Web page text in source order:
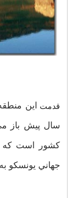
قدمت
سال پيش باز
كشور است كه
جهاني یونسکو